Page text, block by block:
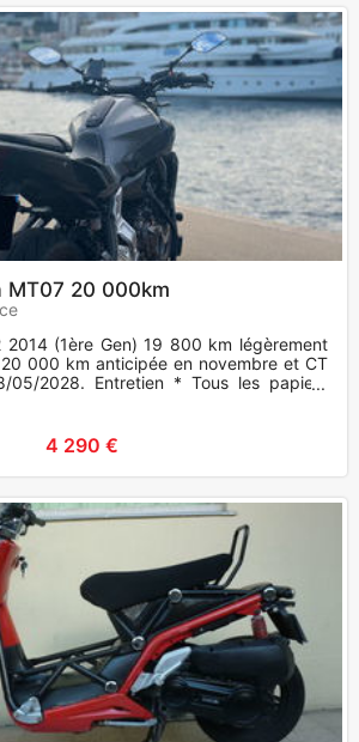
MT07 20 000km
2014 (1ère Gen) 19 800 km légèrement
000 km anticipée en novembre et CT
05/2028. Entretien * Tous les papiers
4 290 €